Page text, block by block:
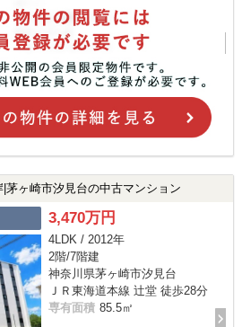
茅ヶ崎市汐見台の中古マンション
3,470万円
4LDK / 2012年
2階/7階建
神奈川県茅ヶ崎市汐見台
ＪＲ東海道本線 辻堂 徒歩28分
専有面積 85.5㎡